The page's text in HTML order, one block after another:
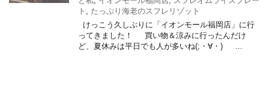
ト
たっぷり海老のスフレリゾット
けっこう久しぶりに「イオンモール福岡店」に行
ってきました！ 買い物＆涼みに行ったんだけ
ど、夏休みは平日でも人が多いね(;・∀・) …